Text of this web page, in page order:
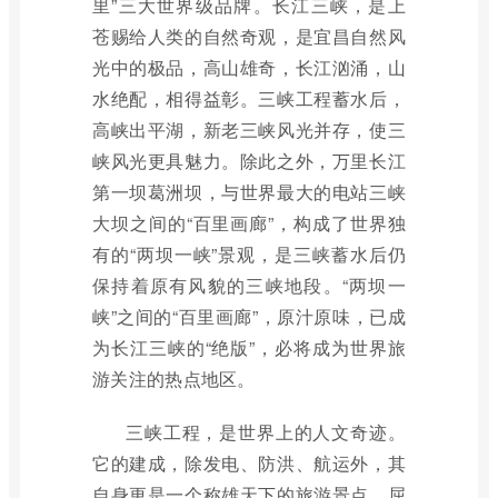
苍赐给人类的自然奇观，是宜昌自然风
光中的极品，高山雄奇，长江汹涌，山
水绝配，相得益彰。三峡工程蓄水后，
高峡出平湖，新老三峡风光并存，使三
峡风光更具魅力。除此之外，万里长江
第一坝葛洲坝，与世界最大的电站三峡
大坝之间的“百里画廊”，构成了世界独
有的“两坝一峡”景观，是三峡蓄水后仍
保持着原有风貌的三峡地段。“两坝一
峡”之间的“百里画廊”，原汁原味，已成
为长江三峡的“绝版”，必将成为世界旅
游关注的热点地区。
三峡工程，是世界上的人文奇迹。
它的建成，除发电、防洪、航运外，其